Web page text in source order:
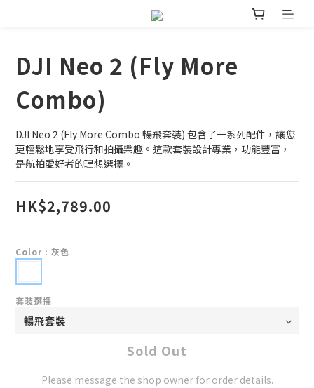
DJI Neo 2 (Fly More
Combo)
DJI Neo 2 (Fly More Combo 暢飛套裝) 包含了一系列配件，讓您
更輕鬆地享受飛行和拍攝樂趣。這款套裝設計專業，功能豐富，
是航拍愛好者的理想選擇。
HK$2,789.00
Color : 灰色
套裝選擇
Sold Out
Please message the shop owner for order details.